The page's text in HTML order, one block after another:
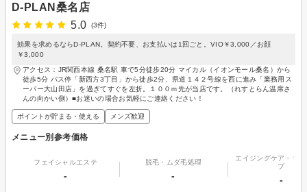
D-PLAN桑名店
5.0
(3件)
効果を求めるならD-PLAN。契約不要、お支払いは1回ごと。VIO￥3,000／お顔
￥3,000
アクセス：JR関西本線 桑名駅 車で5分徒歩20分 マイカル（イオンモール桑名）から
徒歩5分 バス停「新西方3丁目」から徒歩2分、県道１４２号線を西に進み「業務用ス
ーパー大山田店」を過ぎてすぐを左折。１００ｍ先が当店です。（れすとらん温席さ
んの向かい側）■お迷いの場合お気軽にご連絡ください！
ポイントが貯まる・使える メンズ歓迎
メニュー別参考価格
フェイシャルエステ
-
脱毛・ムダ毛処理
-
エイジングケア・リ
プ
-